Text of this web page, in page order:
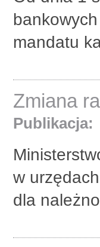
mandatu
Zmiana
Publikacja:
w
dla